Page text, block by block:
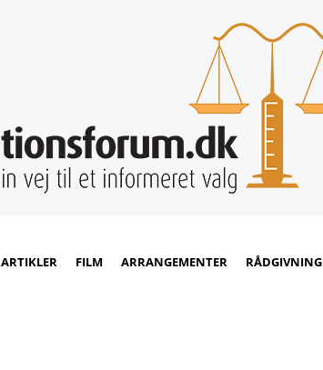
ARTIKLER FILM ARRANGEMENTER RÅDGIVNING